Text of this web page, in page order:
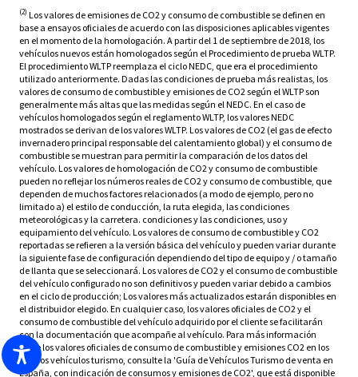
(2) Los valores de emisiones de CO2 y consumo de combustible se definen en
base a ensayos oficiales de acuerdo con las disposiciones aplicables vigentes
en el momento de la homologación. A partir del 1 de septiembre de 2018, los
vehículos nuevos están homologados según el Procedimiento de prueba WLTP.
El procedimiento WLTP reemplaza el ciclo NEDC, que era el procedimiento
utilizado anteriormente. Dadas las condiciones de prueba más realistas, los
valores de consumo de combustible y emisiones de CO2 según el WLTP son
generalmente más altas que las medidas según el NEDC. En el caso de
vehículos homologados según el reglamento WLTP, los valores NEDC
mostrados se derivan de los valores WLTP. Los valores de CO2 (el gas de efecto
invernadero principal responsable del calentamiento global) y el consumo de
combustible se muestran para permitir la comparación de los datos del
vehículo. Los valores de homologación de CO2 y consumo de combustible
pueden no reflejar los números reales de CO2 y consumo de combustible, que
dependen de muchos factores relacionados (a modo de ejemplo, pero no
limitado a) el estilo de conducción, la ruta elegida, las condiciones
meteorológicas y la carretera. condiciones y las condiciones, uso y
equipamiento del vehículo. Los valores de consumo de combustible y CO2
reportadas se refieren a la versión básica del vehículo y pueden variar durante
la siguiente fase de configuración dependiendo del tipo de equipo y / o tamaño
de llanta que se seleccionará. Los valores de CO2 y el consumo de combustible
del vehículo configurado no son definitivos y pueden variar debido a cambios
en el ciclo de producción; Los valores más actualizados estarán disponibles en
el distribuidor elegido. En cualquier caso, los valores oficiales de CO2 y el
consumo de combustible del vehículo adquirido por el cliente se facilitarán
con la documentación que acompañe al vehículo. Para más información
sobre los valores oficiales de consumo de combustible y emisiones CO2 en los
nuevos vehículos turismo, consulte la 'Guía de Vehículos Turismo de venta en
España, con indicación de consumos y emisiones de CO2', que está disponible